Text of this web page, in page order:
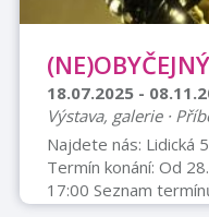
18.07.2025 -
Výstava, galerie ·
Najdete nás: Lidická
Termín konání: Od
17:00 Seznam
Centrum tradičních